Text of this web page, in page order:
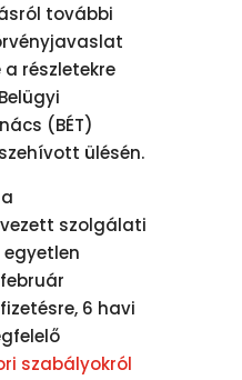
további
részletekre
(BÉT)
ülésén.
szolgálati
6 havi
szabályokról